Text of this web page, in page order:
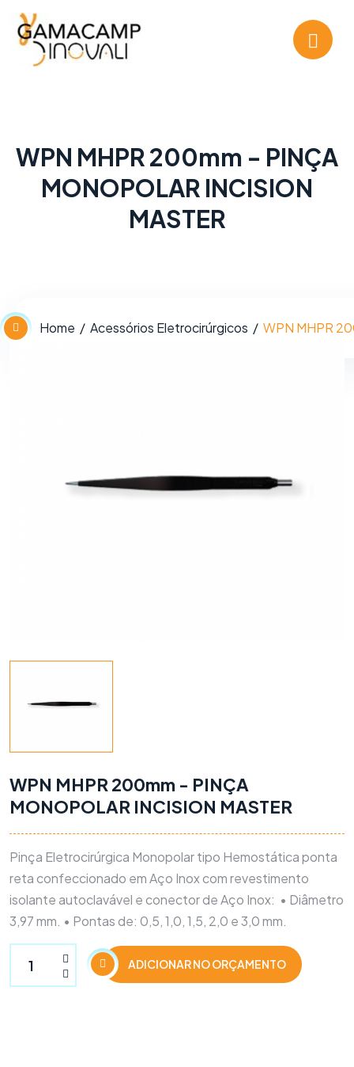
WPN MHPR 200mm - PINÇA
MONOPOLAR INCISION
MASTER
Home Acessórios Eletrocirúrgicos WPN MHPR
WPN MHPR 200mm - PINÇA
MONOPOLAR INCISION MASTER
Pinça Eletrocirúrgica Monopolar tipo Hemostática ponta
reta confeccionado em Aço Inox com revestimento
isolante autoclavável e conector de Aço Inox: • Diâmetro
3,97 mm. • Pontas de: 0,5, 1,0, 1,5, 2,0 e 3,0 mm.
ADICIONAR NO ORÇAMENTO